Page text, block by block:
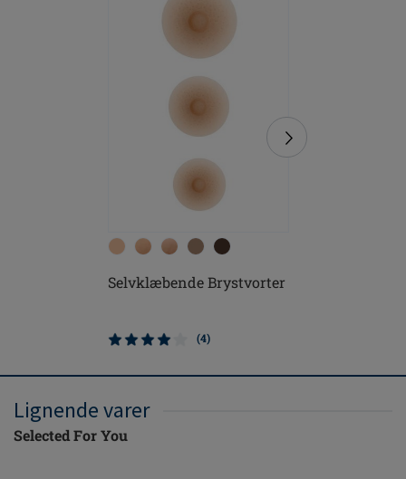
Selvklæbende Brystvorter
(4)
Lignende varer
Selected For You